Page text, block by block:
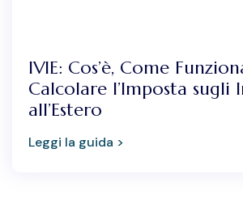
IVIE: Cos’è, Come
Calcolare l’Imposta sugli
all’Estero
Leggi la guida >